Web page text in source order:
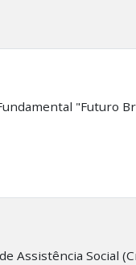
"Futuro
Assistência Social